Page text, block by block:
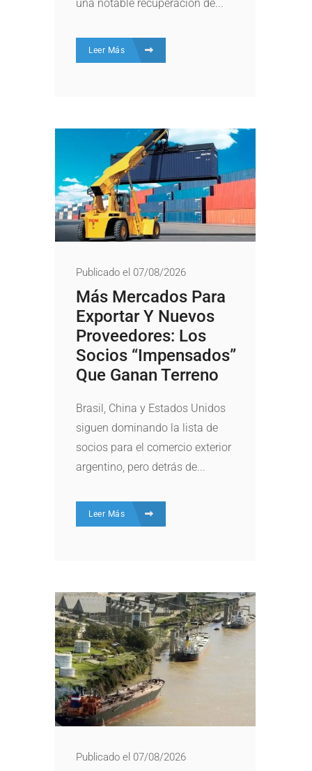
una notable recuperación de...
Leer Más
Publicado el 07/08/2026
Más Mercados Para
Exportar Y Nuevos
Proveedores: Los
Socios “impensados”
Que Ganan Terreno
Brasil, China y Estados Unidos
siguen dominando la lista de
socios para el comercio exterior
argentino, pero detrás de...
Leer Más
Publicado el 07/08/2026